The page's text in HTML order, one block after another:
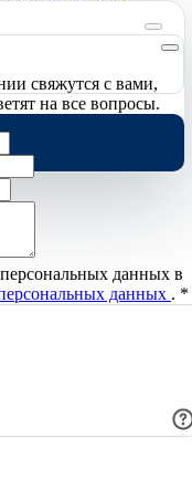
свяжутся с вами,
на все вопросы.
данных в
данных . *
корректной работы
Яндекс.Метрики